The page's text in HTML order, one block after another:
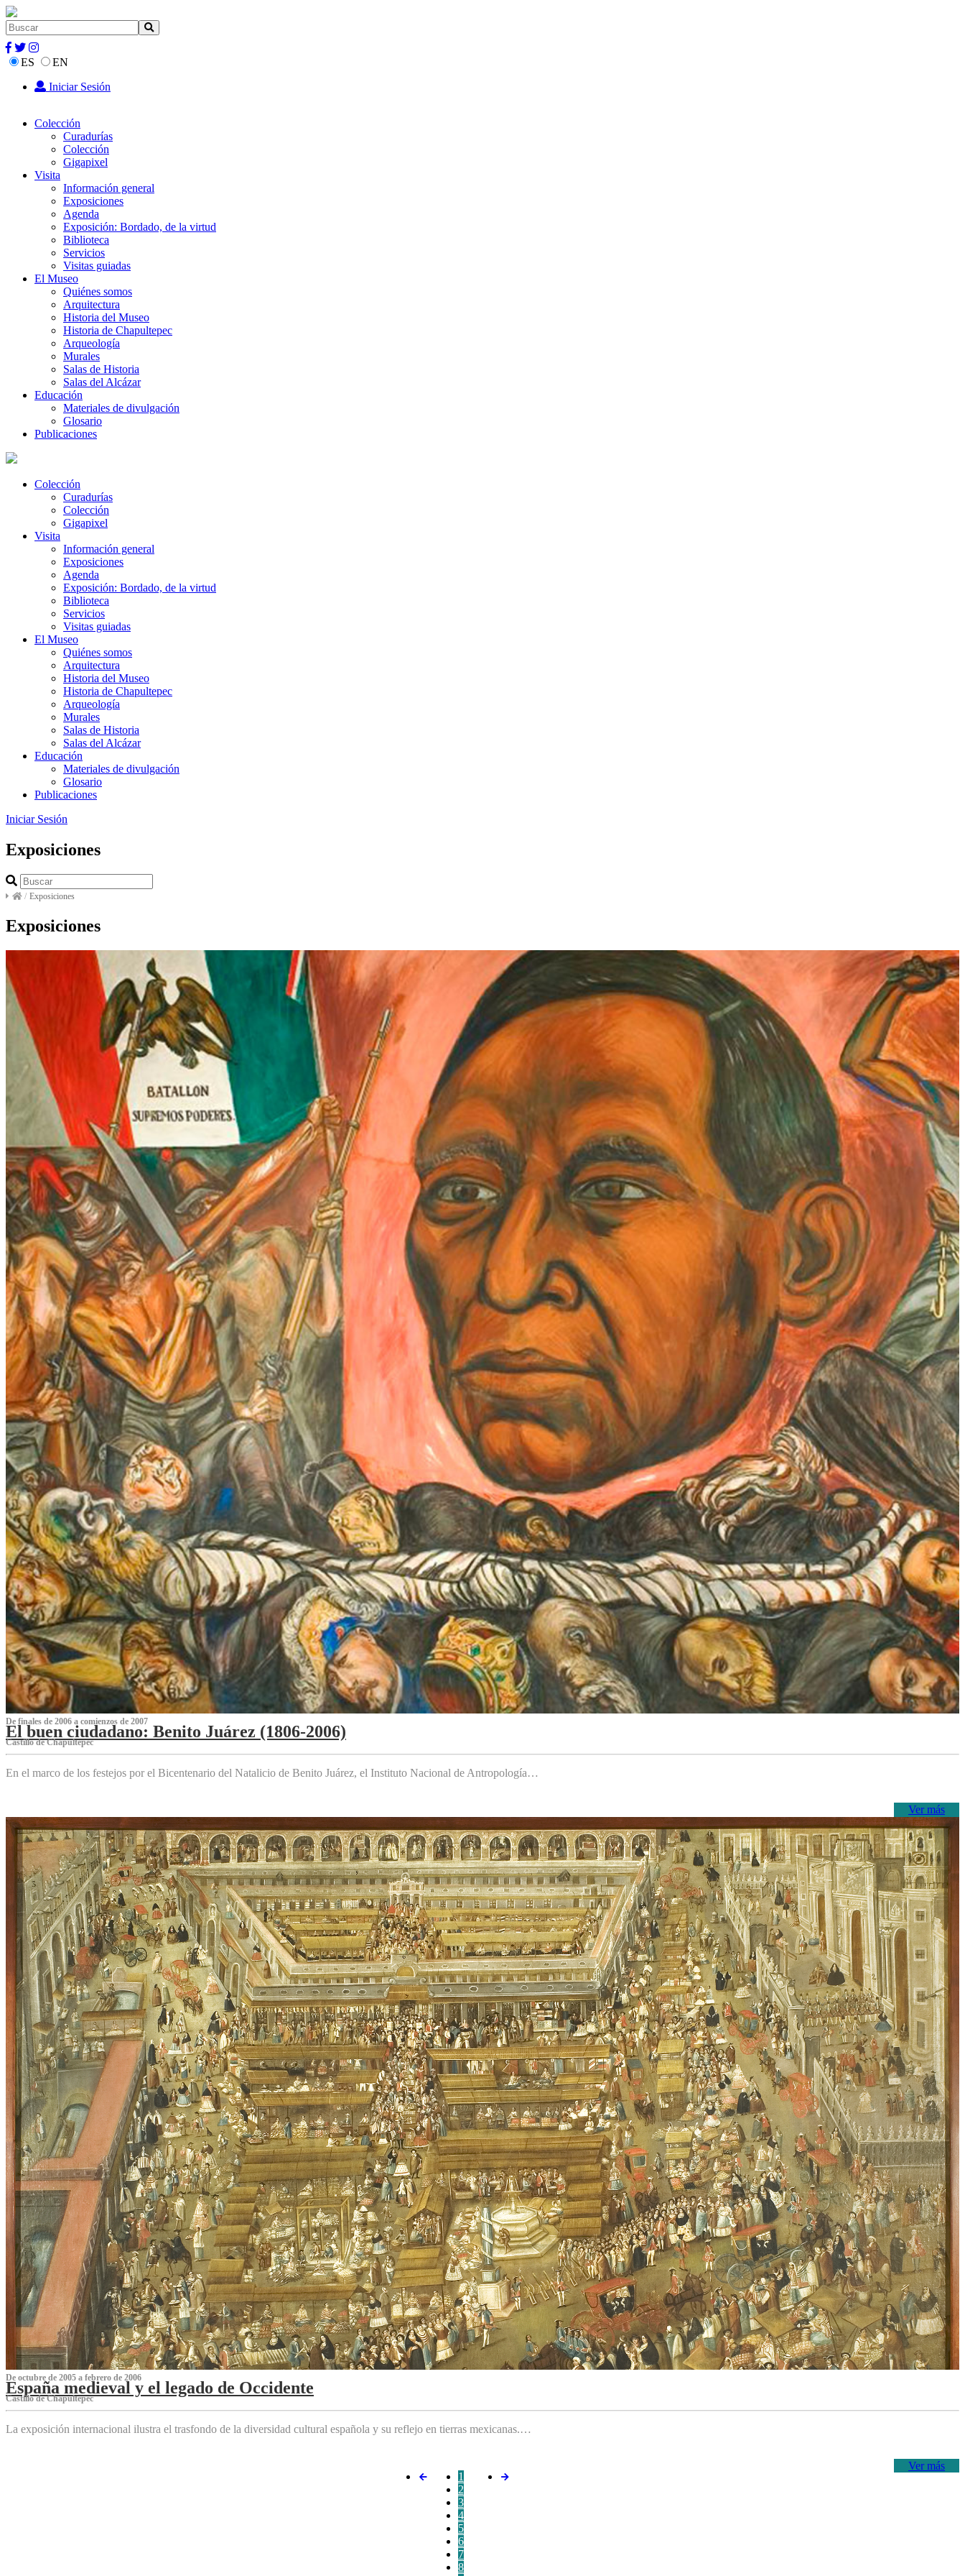
ES
EN
Iniciar Sesión
Colección
Curadurías
Colección
Gigapixel
Visita
Información general
Exposiciones
Agenda
Exposición: Bordado, de la virtud
Biblioteca
Servicios
Visitas guiadas
El Museo
Quiénes somos
Arquitectura
Historia del Museo
Historia de Chapultepec
Arqueología
Murales
Salas de Historia
Salas del Alcázar
Educación
Materiales de divulgación
Glosario
Publicaciones
Colección
Curadurías
Colección
Gigapixel
Visita
Información general
Exposiciones
Agenda
Exposición: Bordado, de la virtud
Biblioteca
Servicios
Visitas guiadas
El Museo
Quiénes somos
Arquitectura
Historia del Museo
Historia de Chapultepec
Arqueología
Murales
Salas de Historia
Salas del Alcázar
Educación
Materiales de divulgación
Glosario
Publicaciones
Iniciar Sesión
Exposiciones
/ Exposiciones
Exposiciones
De finales de 2006 a comienzos de 2007
El buen ciudadano: Benito Juárez (1806-2006)
Castillo de Chapultepec
En el marco de los festejos por el Bicentenario del Natalicio de Benito Juárez, el Instituto Nacional de Antropología…
Ver más
De octubre de 2005 a febrero de 2006
España medieval y el legado de Occidente
Castillo de Chapultepec
La exposición internacional ilustra el trasfondo de la diversidad cultural española y su reflejo en tierras mexicanas.…
Ver más
1
2
3
4
5
6
7
8